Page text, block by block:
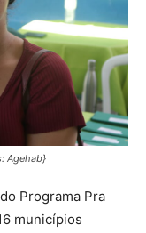
Agehab}
Programa Pra
municípios